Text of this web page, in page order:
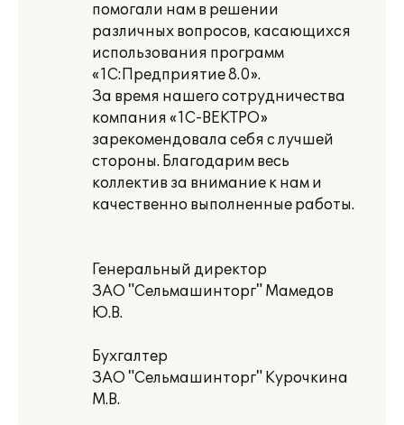
помогали нам в решении
различных вопросов, касающихся
использования программ
«1С:Предприятие 8.0».
За время нашего сотрудничества
компания «1С-ВЕКТРО»
зарекомендовала себя с лучшей
стороны. Благодарим весь
коллектив за внимание к нам и
качественно выполненные работы.
Генеральный директор
ЗАО "Сельмашинторг" Мамедов
Ю.В.
Бухгалтер
ЗАО "Сельмашинторг" Курочкина
М.В.